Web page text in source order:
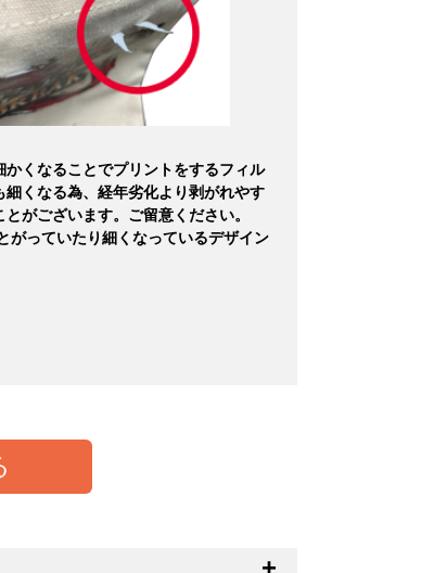
かくなることでプリントをするフィル
細くなる為、経年劣化より剥がれやす
とがございます。ご留意ください。
がっていたり細くなっているデザイン